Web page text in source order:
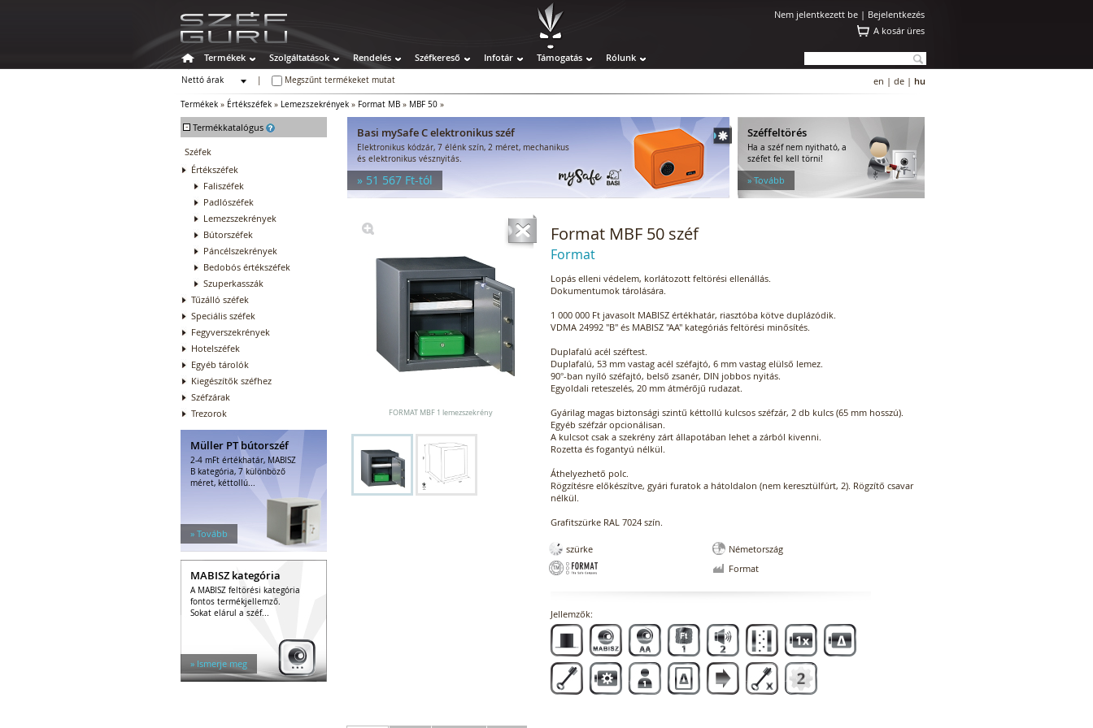
Nem jelentkezett be | Bejelentkezés
A kosár üres
Termékek Szolgáltatások Rendelés Széfkereső Infotár Támogatás Rólunk
Nettó árak
Megszűnt termékeket mutat en | de | hu
Termékek » Értékszéfek » Lemezszekrények » Format MB » MBF 50 »
- Termékkatalógus
Széfek
Értékszéfek
Faliszéfek
Padlószéfek
Lemezszekrények
Bútorszéfek
Páncélszekrények
Bedobós értékszéfek
Szuperkasszák
Tűzálló széfek
Speciális széfek
Fegyverszekrények
Hotelszéfek
Egyéb tárolók
Kiegészítők széfhez
Széfzárak
Trezorok
Müller PT bútorszéf
2-4 mFt értékhatár, MABISZ
B kategória, 7 különböző
méret, kéttollú...
» Tovább
MABISZ kategória
A MABISZ feltörési kategória
fontos termékjellemző.
Sokat elárul a széf...
» Ismerje meg
Basi mySafe C elektronikus széf
Elektronikus kódzár, 7 élénk szín, 2 méret, mechanikus
és elektronikus vésznyitás.
» 51 567 Ft-tól
Széffeltörés
Ha a széf nem nyitható, a
széfet fel kell törni!
» Tovább
FORMAT MBF 1 lemezszekrény
Format MBF 50 széf
Format
Lopás elleni védelem, korlátozott feltörési ellenállás.
Dokumentumok tárolására.
1 000 000 Ft javasolt MABISZ értékhatár, riasztóba kötve duplázódik.
VDMA 24992 "B" és MABISZ "AA" kategóriás feltörési minősítés.
Duplafalú acél széftest.
Duplafalú, 53 mm vastag acél széfajtó, 6 mm vastag elülső lemez.
90°-ban nyíló széfajtó, belső zsanér, DIN jobbos nyitás.
Egyoldali reteszelés, 20 mm átmérőjű rudazat.
Gyárilag magas biztonsági szintű kéttollú kulcsos széfzár, 2 db kulcs (65 mm hosszú).
Egyéb széfzár opcionálisan.
A kulcsot csak a szekrény zárt állapotában lehet a zárból kivenni.
Rozetta és fogantyú nélkül.
Áthelyezhető polc.
Rögzítésre előkészítve, gyári furatok a hátoldalon (nem keresztülfúrt, 2). Rögzítő csavar
nélkül.
Grafitszürke RAL 7024 szín.
szürke
Németország
Format
Jellemzők: